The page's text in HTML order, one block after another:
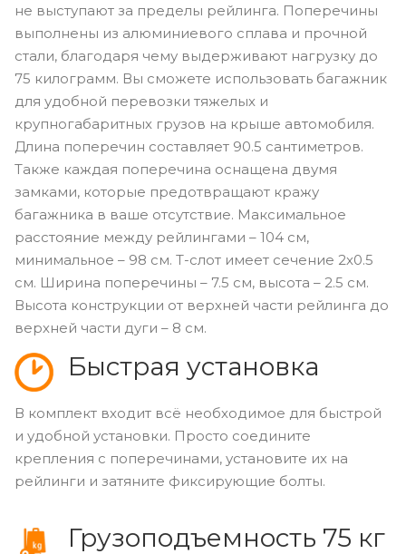
не выступают за пределы рейлинга. Поперечины
выполнены из алюминиевого сплава и прочной
стали, благодаря чему выдерживают нагрузку до
75 килограмм. Вы сможете использовать багажник
для удобной перевозки тяжелых и
крупногабаритных грузов на крыше автомобиля.
Длина поперечин составляет 90.5 сантиметров.
Также каждая поперечина оснащена двумя
замками, которые предотвращают кражу
багажника в ваше отсутствие. Максимальное
расстояние между рейлингами – 104 см,
минимальное – 98 см. Т-слот имеет сечение 2х0.5
см. Ширина поперечины – 7.5 см, высота – 2.5 см.
Высота конструкции от верхней части рейлинга до
верхней части дуги – 8 см.
Быстрая установка
В комплект входит всё необходимое для быстрой
и удобной установки. Просто соедините
крепления с поперечинами, установите их на
рейлинги и затяните фиксирующие болты.
Грузоподъемность 75 кг